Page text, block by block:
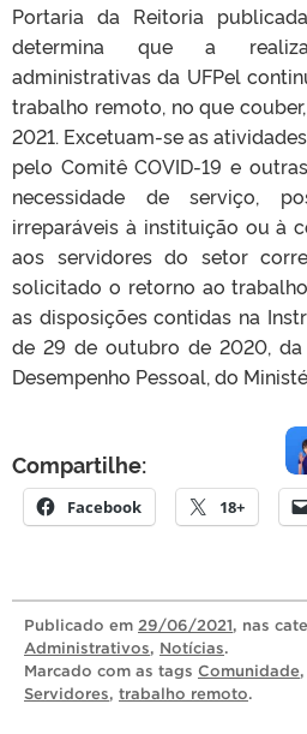
Portaria da Reitoria
determina que a
administrativas da UFPel
trabalho remoto, no que
2021. Excetuam-se as
pelo Comitê COVID-19 e
necessidade de serviço,
irreparáveis à instituição ou à
aos servidores do setor
solicitado o retorno ao
as disposições contidas na
de 29 de outubro de 2020, da
Desempenho Pessoal, do
Compartilhe:
Facebook 18+
Publicado em 29/06/2021, nas
Administrativos, Notícias.
Marcado com as tags Comunidade,
Servidores, trabalho remoto.